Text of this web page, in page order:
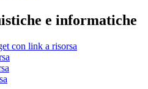
e informatiche
con link a risorsa